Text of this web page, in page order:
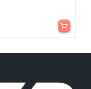
Aggiungi al carrello